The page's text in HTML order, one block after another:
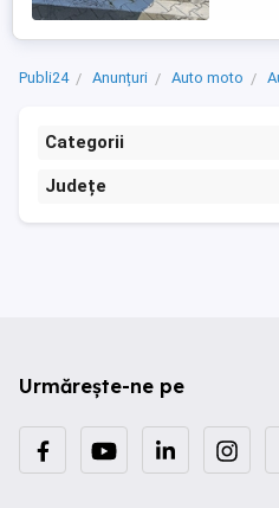
Publi24 Anunțuri Auto moto
Categorii
Județe
Urmărește-ne pe